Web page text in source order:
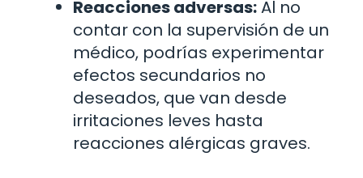
Reacciones adversas:Al no
contar con la supervisión de un
médico, podrías experimentar
efectos secundarios no
deseados, que van desde
irritaciones leves hasta
reacciones alérgicas graves.